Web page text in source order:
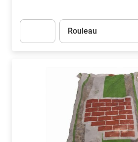
Unité
Rouleau